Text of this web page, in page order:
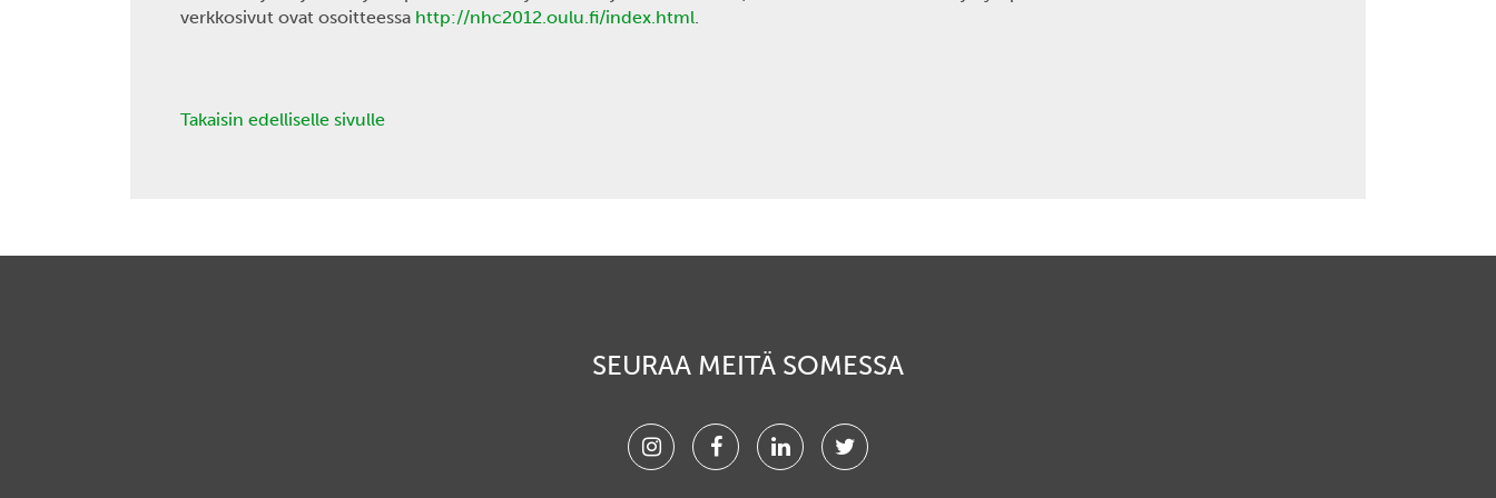
verkkosivut ovat osoitteessa http://nhc2012.oulu.fi/index.html.
Takaisin edelliselle sivulle
SEURAA MEITÄ SOMESSA
InstagramFacebookLinkedinTwitter